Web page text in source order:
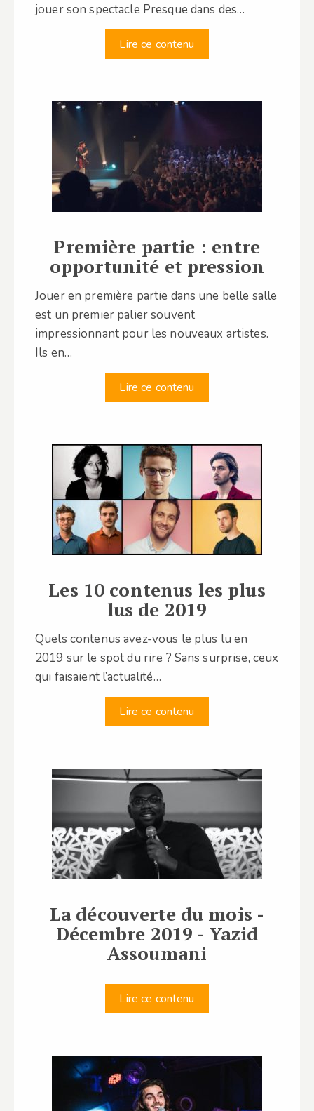
jouer son spectacle Presque dans des…
Lire ce contenu
Première partie : entre
opportunité et pression
Jouer en première partie dans une belle salle
est un premier palier souvent
impressionnant pour les nouveaux artistes.
Ils en…
Lire ce contenu
Les 10 contenus les plus
lus de 2019
Quels contenus avez-vous le plus lu en
2019 sur le spot du rire ? Sans surprise, ceux
qui faisaient l’actualité…
Lire ce contenu
La découverte du mois -
Décembre 2019 - Yazid
Assoumani
Lire ce contenu